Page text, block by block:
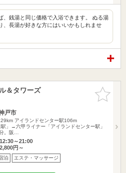
、銭湯と同じ価格で入浴できます。 ぬる湯
、長湯が好きな方にはいいかもしれませ
お気に入
りに追加
＆タワーズ
戸市
アイランドセンター駅106m
駅」→六甲ライナー「アイランドセンター駅」
。阪…
～21:00
円～
泊 エステ・マッサージ